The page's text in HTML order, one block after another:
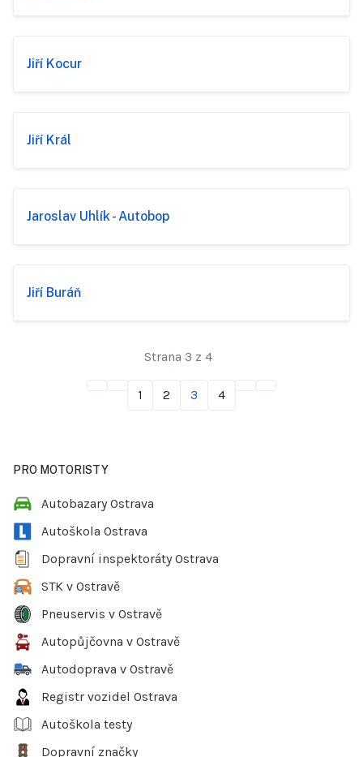
Jiří Kocur
Jiří Král
Jaroslav Uhlík - Autobop
Jiří Buráň
Strana 3 z 4
1 2 3 4
PRO MOTORISTY
Autobazary Ostrava
Autoškola Ostrava
Dopravní inspektoráty Ostrava
STK v Ostravě
Pneuservis v Ostravě
Autopůjčovna v Ostravě
Autodoprava v Ostravě
Registr vozidel Ostrava
Autoškola testy
Dopravní značky